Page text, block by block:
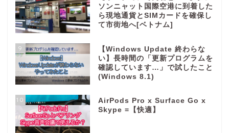
ソンニャット国際空港に到着した
ら現地通貨とSIMカードを確保し
て市街地へ[ベトナム]
9
【Windows Update 終わらな
い】長時間の「更新プログラムを
確認しています…」で試したこと
(Windows 8.1)
10
AirPods Pro x Surface Go x
Skype =【快適】